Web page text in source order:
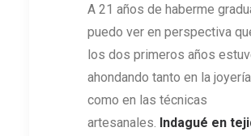
A 21 años de haberme
puedo ver en perspectiva
los dos primeros años
ahondando tanto en la joyería
como en las técnicas
artesanales. Indagué en